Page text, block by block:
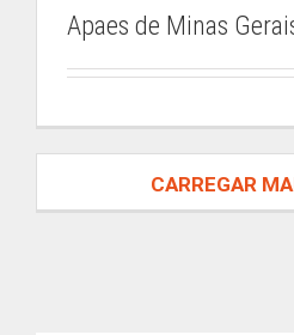
Apaes de Minas
CARREGAR
Buscar
ÁREA DO